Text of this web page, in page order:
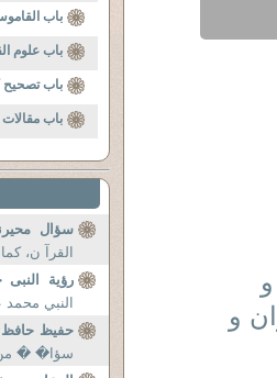
و
باب
باب علوم
باب
باب
سؤال
القرآ ن،
رؤية النبى
النبي محمد
حفيظ حافظ
سؤا� �